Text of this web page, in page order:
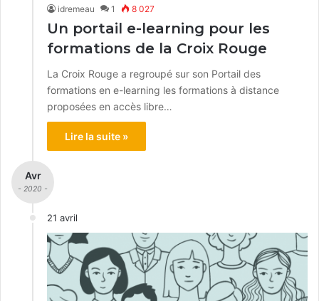
idremeau 1 8 027
Un portail e-learning pour les
formations de la Croix Rouge
La Croix Rouge a regroupé sur son Portail des
formations en e-learning les formations à distance
proposées en accès libre…
Lire la suite »
Avr
- 2020 -
21 avril